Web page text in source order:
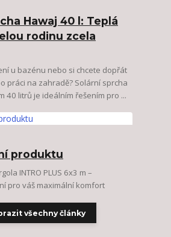
Hawaj 40 l: Teplá
rodinu zcela
u bazénu nebo si chcete dopřát
práci na zahradě? Solární sprcha
40 litrů je ideálním řešením pro ...
produktu
INTRO PLUS 6x3 m –
pro váš maximální komfort
všechny články